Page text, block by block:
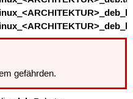
gefährden.